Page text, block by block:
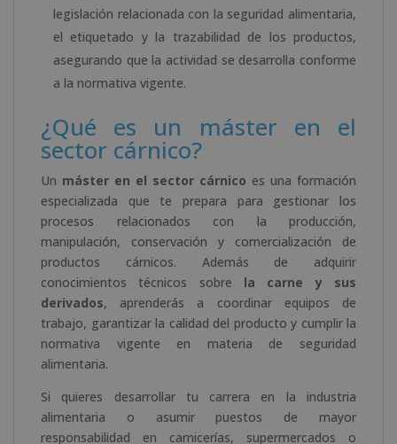
legislación relacionada con la seguridad alimentaria,
el etiquetado y la trazabilidad de los productos,
asegurando que la actividad se desarrolla conforme
a la normativa vigente.
¿Qué es un máster en el
sector cárnico?
Un máster en el sector cárnico es una formación
especializada que te prepara para gestionar los
procesos relacionados con la producción,
manipulación, conservación y comercialización de
productos cárnicos. Además de adquirir
conocimientos técnicos sobre la carne y sus
derivados, aprenderás a coordinar equipos de
trabajo, garantizar la calidad del producto y cumplir la
normativa vigente en materia de seguridad
alimentaria.
Si quieres desarrollar tu carrera en la industria
alimentaria o asumir puestos de mayor
responsabilidad en carnicerías, supermercados o